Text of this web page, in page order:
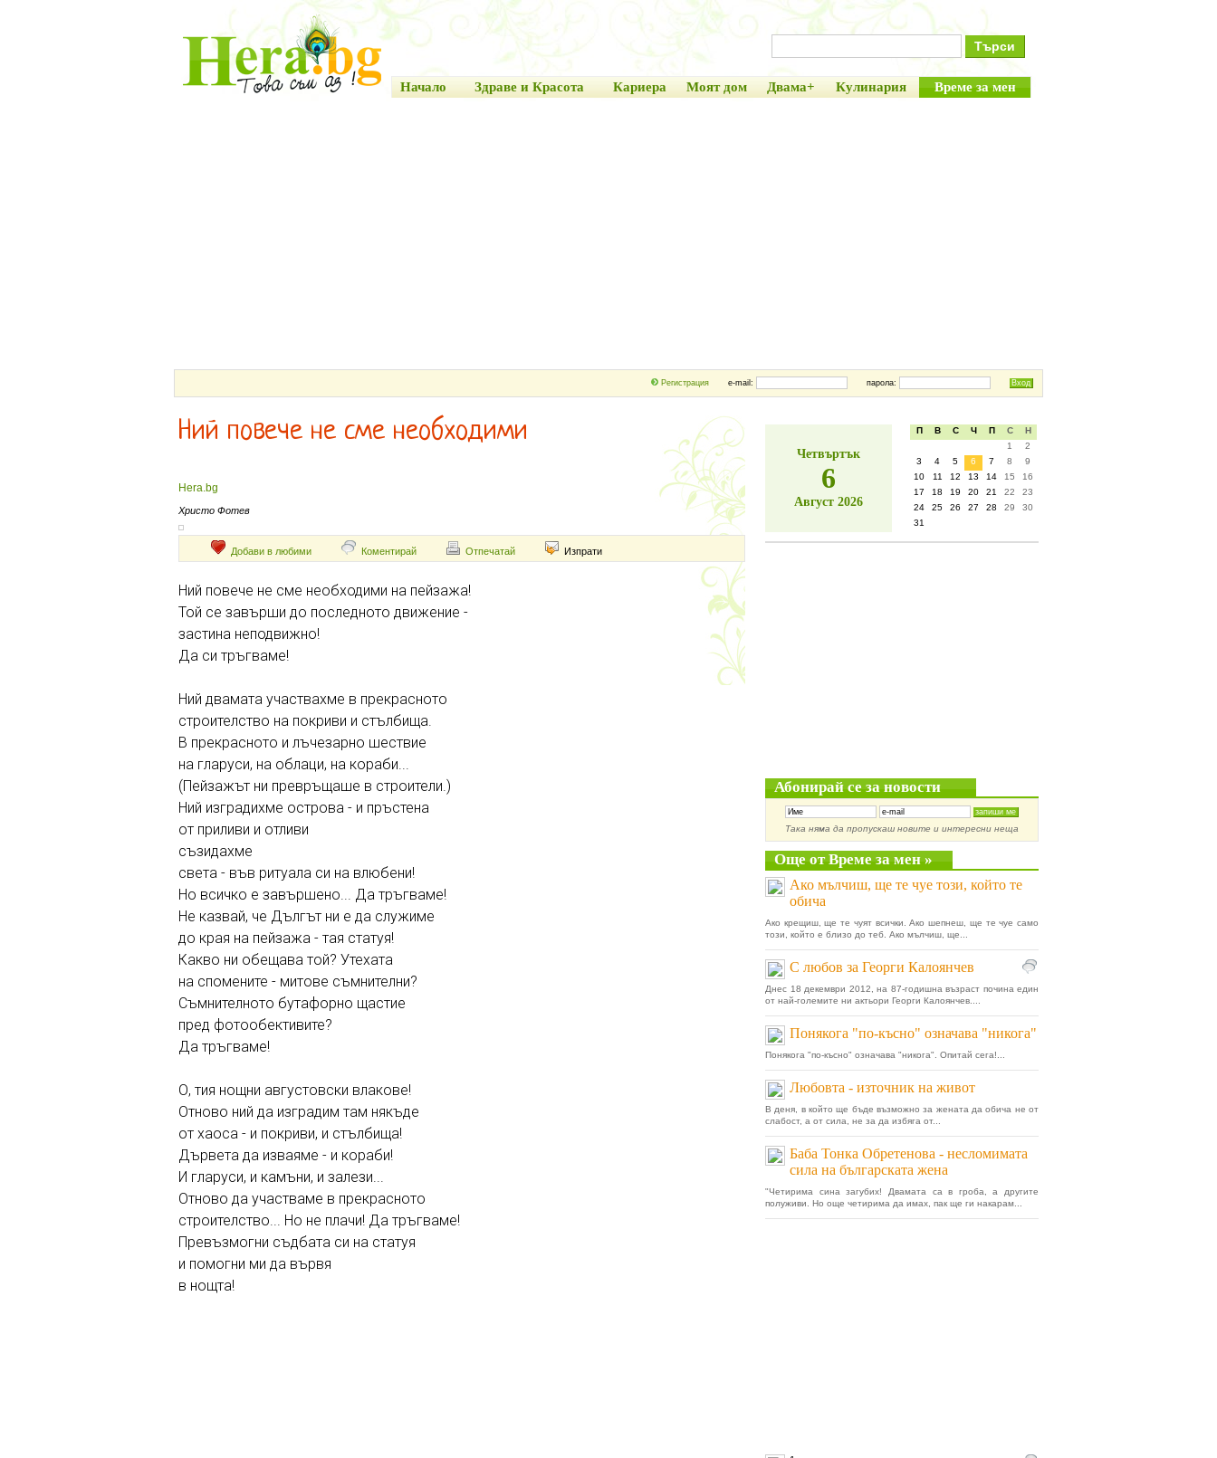
Начало Здраве и Красота Кариера Моят дом Двама+ Кулинария Време за мен
Регистрация e-mail: парола:
Ний повече не сме необходими
Hera.bg
Христо Фотев
Добави в любими Коментирай Отпечатай Изпрати
Ний повече не сме необходими на пейзажа!
Той се завърши до последното движение -
застина неподвижно!
Да си тръгваме!
Ний двамата участвахме в прекрасното
строителство на покриви и стълбища.
В прекрасното и лъчезарно шествие
на гларуси, на облаци, на кораби...
(Пейзажът ни превръщаше в строители.)
Ний изградихме острова - и пръстена
от приливи и отливи
съзидахме
света - във ритуала си на влюбени!
Но всичко е завършено... Да тръгваме!
Не казвай, че Дългът ни е да служиме
до края на пейзажа - тая статуя!
Какво ни обещава той? Утехата
на спомените - митове съмнителни?
Съмнителното бутафорно щастие
пред фотообективите?
Да тръгваме!
О, тия нощни августовски влакове!
Отново ний да изградим там някъде
от хаоса - и покриви, и стълбища!
Дървета да изваяме - и кораби!
И гларуси, и камъни, и залези...
Отново да участваме в прекрасното
строителство... Но не плачи! Да тръгваме!
Превъзмогни съдбата си на статуя
и помогни ми да вървя
в нощта!
Четвъртък
6
Август 2026
П В С Ч П С
Н
1
2
3
4 5 6 7 8
9
10
11 12 13 14 15
16
17
18 19 20 21 22
23
24
25 26 27 28 29
30
31
Абонирай се за новости
Така няма да пропускаш новите и интересни неща
Още от Време за мен »
Ако мълчиш, ще те чуе този, който те
обича
Ако крещиш, ще те чуят всички. Ако шепнеш, ще те чуе само
този, който е близо до теб. Ако мълчиш, ще...
С любов за Георги Калоянчев
Днес 18 декември 2012, на 87-годишна възраст почина един
от най-големите ни актьори Георги Калоянчев....
Понякога "по-късно" означава "никога"
Понякога "по-късно" означава "никога". Опитай сега!...
Любовта - източник на живот
В деня, в който ще бъде възможно за жената да обича не от
слабост, а от сила, не за да избяга от...
Баба Тонка Обретенова - несломимата
сила на българската жена
"Четирима сина загубих! Двамата са в гроба, а другите
полуживи. Но още четирима да имах, пак ще ги накарам...